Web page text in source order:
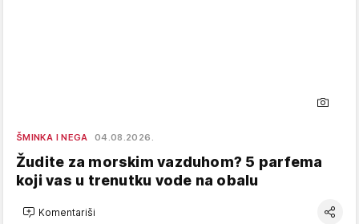
ŠMINKA I NEGA 04.08.2026.
Žudite za morskim vazduhom? 5 parfema
koji vas u trenutku vode na obalu
Komentariši